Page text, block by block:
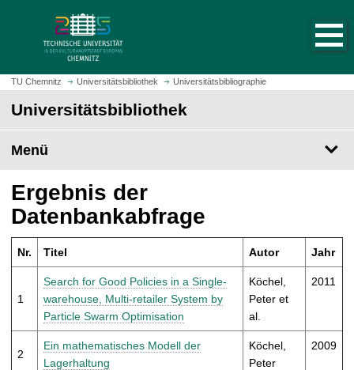
z
m
t
e
i
t
u
f
u
f
n
TU Chemnitz Universitätsbibliothek Universitätsbibliographie
Universitätsbibliothek
Menü
Ergebnis der
Datenbankabfrage
Nr. Titel Autor Jahr
1
Search for Good Policies in a Single-
warehouse, Multi-retailer System by
Particle Swarm Optimisation
Köchel,
Peter et
al.
2011
2
Ein mathematisches Modell der
Lagerhaltung
Köchel,
Peter
2009